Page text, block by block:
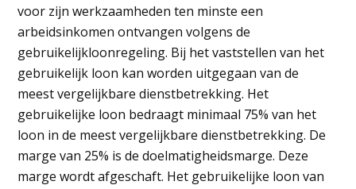
voor zijn werkzaamheden ten minste een
arbeidsinkomen ontvangen volgens de
gebruikelijkloonregeling. Bij het vaststellen van het
gebruikelijk loon kan worden uitgegaan van de
meest vergelijkbare dienstbetrekking. Het
gebruikelijke loon bedraagt minimaal 75% van het
loon in de meest vergelijkbare dienstbetrekking. De
marge van 25% is de doelmatigheidsmarge. Deze
marge wordt afgeschaft. Het gebruikelijke loon van